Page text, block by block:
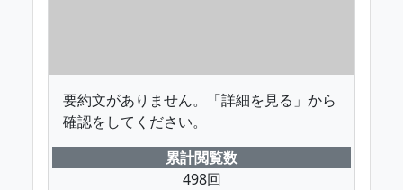
要約文がありません。「詳細を見る」から
確認をしてください。
累計閲覧数
498回